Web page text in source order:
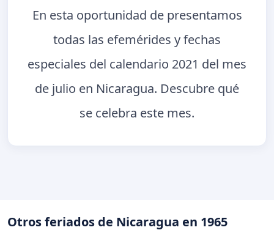
En esta oportunidad de presentamos
todas las efemérides y fechas
especiales del calendario 2021 del mes
de julio en Nicaragua. Descubre qué
se celebra este mes.
Otros feriados de Nicaragua en 1965